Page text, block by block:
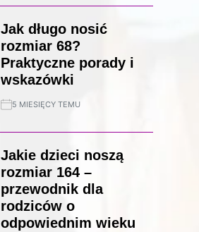
Jak długo nosić
rozmiar 68?
Praktyczne porady i
wskazówki
5 MIESIĘCY TEMU
Jakie dzieci noszą
rozmiar 164 –
przewodnik dla
rodziców o
odpowiednim wieku